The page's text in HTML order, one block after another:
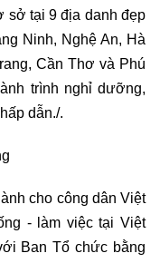
sở tại 9 địa danh đẹp
Ninh, Nghệ An, Hà
Cần Thơ và Phú
trình nghỉ dưỡng,
dẫn./.
cho công dân Việt
- làm việc tại Việt
Ban Tổ chức bằng